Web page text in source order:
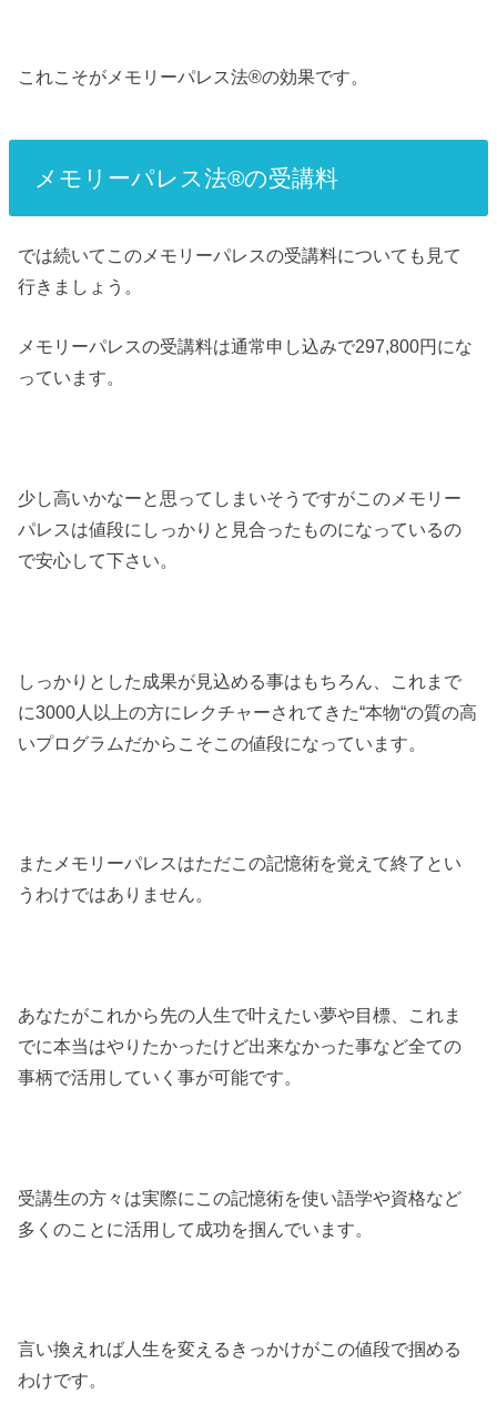
これこそがメモリーパレス法®︎の効果です。
メモリーパレス法®︎の受講料
では続いてこのメモリーパレスの受講料についても見て
行きましょう。
メモリーパレスの受講料は通常申し込みで297,800円にな
っています。
少し高いかなーと思ってしまいそうですがこのメモリー
パレスは値段にしっかりと見合ったものになっているの
で安心して下さい。
しっかりとした成果が見込める事はもちろん、これまで
に3000人以上の方にレクチャーされてきた“本物“の質の高
いプログラムだからこそこの値段になっています。
またメモリーパレスはただこの記憶術を覚えて終了とい
うわけではありません。
あなたがこれから先の人生で叶えたい夢や目標、これま
でに本当はやりたかったけど出来なかった事など全ての
事柄で活用していく事が可能です。
受講生の方々は実際にこの記憶術を使い語学や資格など
多くのことに活用して成功を掴んでいます。
言い換えれば人生を変えるきっかけがこの値段で掴める
わけです。